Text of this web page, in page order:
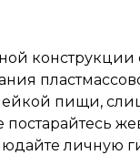
галочку здесь
что
конструкции
пищи,
личную